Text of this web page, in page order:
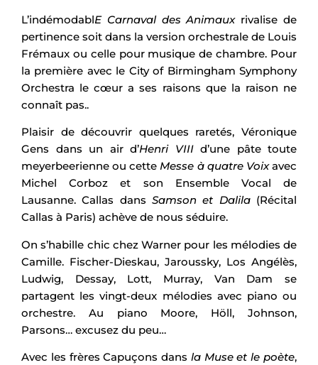
L’indémodablE Carnaval des Animauxrivalise de
pertinence soit dans la version orchestrale de Louis
Frémaux ou celle pour musique de chambre. Pour
la première avec le City of Birmingham Symphony
Orchestra le cœur a ses raisons que la raison ne
connaît pas..
Plaisir de découvrir quelques raretés, Véronique
Gens dans un air d’Henri VIII d’une pâte toute
meyerbeerienne ou cetteMesse à quatre Voixavec
Michel Corboz et son Ensemble Vocal de
Lausanne. Callas dans Samson et Dalila(Récital
Callas à Paris) achève de nous séduire.
On s’habille chic chez Warner pour les mélodies de
Camille. Fischer-Dieskau, Jaroussky, Los Angélès,
Ludwig, Dessay, Lott, Murray, Van Dam se
partagent les vingt-deux mélodies avec piano ou
orchestre. Au piano Moore, Höll, Johnson,
Parsons… excusez du peu…
Avec les frères Capuçons dans la Muse et le poète,